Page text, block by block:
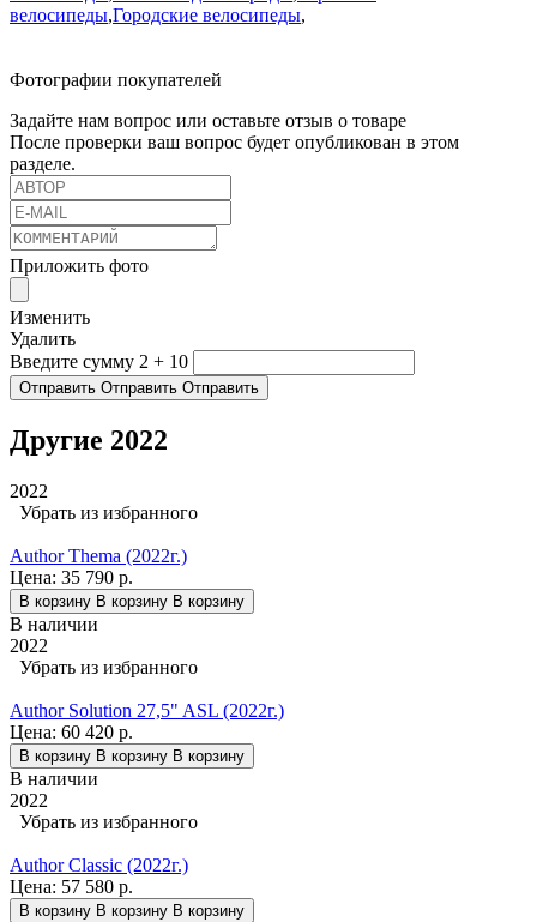
велосипеды,Городские велосипеды,
Фотографии покупателей
Задайте нам вопрос или оставьте отзыв о товаре
После проверки ваш вопрос будет опубликован в этом
разделе.
Приложить фото
Изменить
Удалить
Введите сумму 2 + 10
Отправить Отправить Отправить
Другие 2022
2022
Убрать из избранного
Author Thema (2022г.)
Цена: 35 790 р.
В корзину В корзину В корзину
В наличии
2022
Убрать из избранного
Author Solution 27,5" ASL (2022г.)
Цена: 60 420 р.
В корзину В корзину В корзину
В наличии
2022
Убрать из избранного
Author Classic (2022г.)
Цена: 57 580 р.
В корзину В корзину В корзину